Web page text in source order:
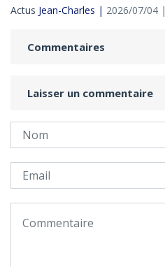
Actus Jean-Charles | 2026/07/04 |
Commentaires
Laisser un commentaire